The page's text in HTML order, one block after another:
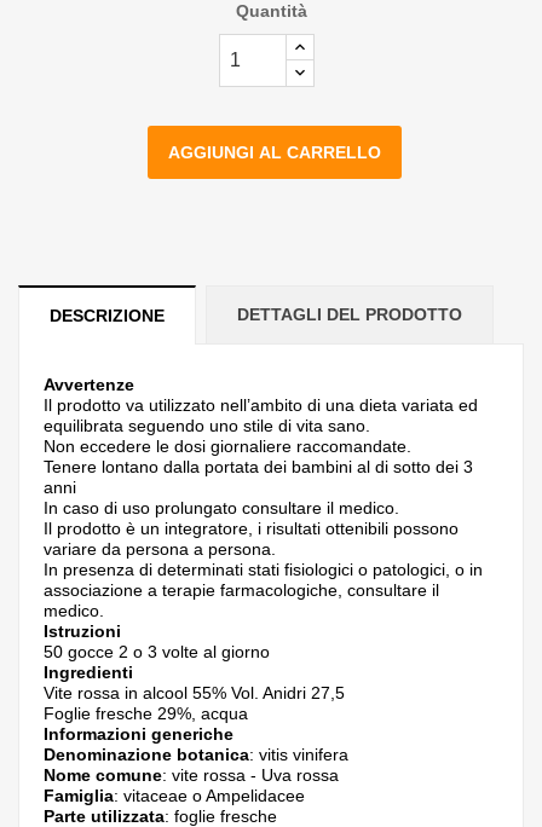
Quantità
AGGIUNGI AL CARRELLO
DESCRIZIONE DETTAGLI DEL PRODOTTO
Avvertenze
Il prodotto va utilizzato nell’ambito di una dieta variata ed
equilibrata seguendo uno stile di vita sano.
Non eccedere le dosi giornaliere raccomandate.
Tenere lontano dalla portata dei bambini al di sotto dei 3
anni
In caso di uso prolungato consultare il medico.
Il prodotto è un integratore, i risultati ottenibili possono
variare da persona a persona.
In presenza di determinati stati fisiologici o patologici, o in
associazione a terapie farmacologiche, consultare il
medico.
Istruzioni
50 gocce 2 o 3 volte al giorno
Ingredienti
Vite rossa in alcool 55% Vol. Anidri 27,5
Foglie fresche 29%, acqua
Informazioni generiche
Denominazione botanica: vitis vinifera
Nome comune: vite rossa - Uva rossa
Famiglia: vitaceae o Ampelidacee
Parte utilizzata: foglie fresche